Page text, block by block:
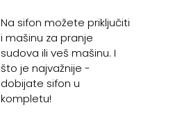
Na sifon možete priključiti
i mašinu za pranje
sudova ili veš mašinu. I
što je najvažnije -
dobijate sifon u
kompletu!